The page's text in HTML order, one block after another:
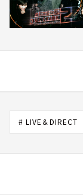
# LIVE＆DIRECT